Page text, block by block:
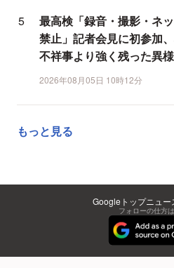
最高検「録音・撮影・ネ
禁止」記者会見に初参加
不祥事より強く残った異
2026年08月05日 10時12分
もっと見る
Googleトップニュー
フォローの仕方